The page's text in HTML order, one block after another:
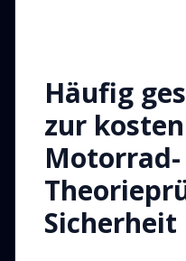
Häufig
zur
Motorrad-
Sicherheit